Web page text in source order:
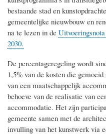
bestaande stad en
gemeentelijke nieuwbouw en
na te lezen in de
2030.
De percentageregeling wordt
1,5% van de kosten die
van een maatschappelijk
behoeve van de realisatie van
accommodatie. Het zijn
gemeente samen met de
invulling van het kunstwerk via